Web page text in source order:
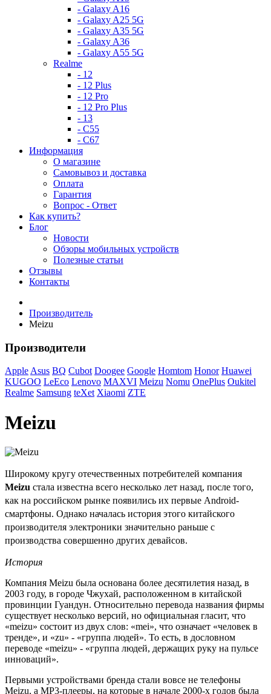
- Galaxy A16
- Galaxy A25 5G
- Galaxy A35 5G
- Galaxy A36
- Galaxy A55 5G
Realme
- 12
- 12 Plus
- 12 Pro
- 12 Pro Plus
- 13
- C55
- C67
Информация
О магазине
Самовывоз и доставка
Оплата
Гарантия
Вопрос - Ответ
Как купить?
Блог
Новости
Обзоры мобильных устройств
Полезные статьи
Отзывы
Контакты
Производитель
Meizu
Производители
AppleAsus BQ Cubot Doogee Google Homtom Honor Huawei
KUGOO LeEco Lenovo MAXVI Meizu Nomu OnePlus Oukitel
Realme Samsung teXet Xiaomi ZTE
Meizu
Широкому кругу отечественных потребителей компания
Meizu стала известна всего несколько лет назад, после того,
как на российском рынке появились их первые Android-
смартфоны. Однако началась история этого китайского
производителя электроники значительно раньше с
производства совершенно других девайсов.
История
Компания Meizu была основана более десятилетия назад, в
2003 году, в городе Чжухай, расположенном в китайской
провинции Гуандун. Относительно перевода названия фирмы
существует несколько версий, но официальная гласит, что
«meizu» состоит из двух слов: «mei», что означает «человек в
тренде», и «zu» - «группа людей». То есть, в дословном
переводе «meizu» - «группа людей, держащих руку на пульсе
инноваций».
Первыми устройствами бренда стали вовсе не телефоны
Meizu, а MP3-плееры, на которые в начале 2000-х годов была